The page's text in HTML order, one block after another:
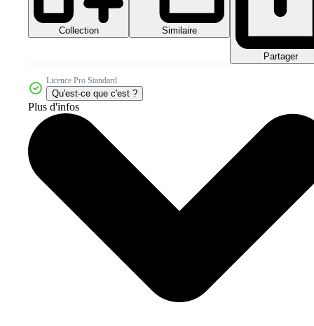
Collection Similaire
Partager
Licence Pro Standard
Qu'est-ce que c'est ?
Plus d'infos